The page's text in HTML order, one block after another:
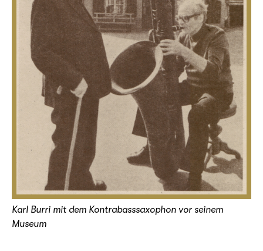
Karl Burri mit dem Kontrabasssaxophon vor seinem
Museum